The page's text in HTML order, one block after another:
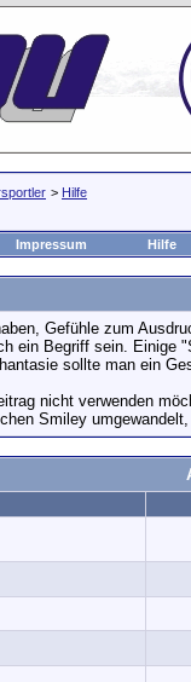
> Hilfe
Impressum Hilfe
Gefühle zum
ein Begriff sein. Einige
sollte man ein
nicht verwenden
Smiley